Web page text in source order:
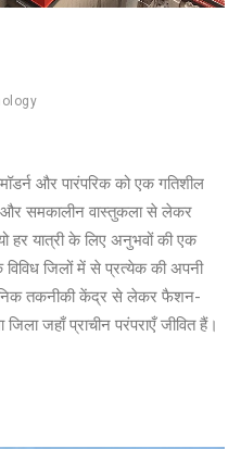
और पारंपरिक को एक गतिशील
और समकालीन वास्तुकला से लेकर
हर यात्री के लिए अनुभवों की एक
जिलों में से प्रत्येक की अपनी
तकनीकी केंद्र से लेकर फैशन-
जहाँ प्राचीन परंपराएँ जीवित हैं।